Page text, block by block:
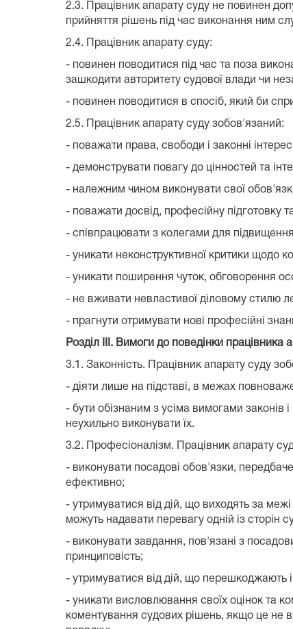
2.3. Працівник апарату суду не повинен
прийняття рішень під час виконання ним
2.4. Працівник апарату суду:
- повинен поводитися під час та поза
зашкодити авторитету судової влади чи
- повинен поводитися в спосіб, який би
2.5. Працівник апарату суду зобов'язаний:
- поважати права, свободи і законні
- демонструвати повагу до цінностей та
- належним чином виконувати свої
- поважати досвід, професійну підготовку
- співпрацювати з колегами для підвищення
- уникати неконструктивної критики щодо
- уникати поширення чуток, обговорення
- не вживати невластивої діловому стилю
- прагнути отримувати нові професійні
Розділ III. Вимоги до поведінки працівника
3.1. Законність. Працівник апарату суду
- діяти лише на підставі, в межах
- бути обізнаним з усіма вимогами законів
неухильно виконувати їх.
3.2. Професіоналізм. Працівник апарату
- виконувати посадові обов'язки,
ефективно;
- утримуватися від дій, що виходять за
можуть надавати перевагу одній із
- виконувати завдання, пов'язані з
принциповість;
- утримуватися від дій, що перешкоджають
- уникати висловлювання своїх оцінок та
коментування судових рішень, якщо це не